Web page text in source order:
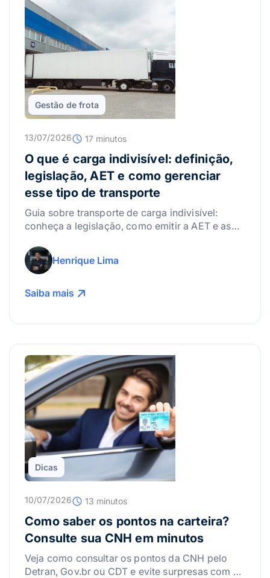
Gestão de frota
13/07/2026 17 minutos
O que é carga indivisível: definição,
legislação, AET e como gerenciar
esse tipo de transporte
Guia sobre transporte de carga indivisível:
conheça a legislação, como emitir a AET e as
Henrique Lima
Saiba mais
Dicas
10/07/2026 13 minutos
Como saber os pontos na carteira?
Consulte sua CNH em minutos
Veja como consultar os pontos da CNH pelo
Detran, Gov.br ou CDT e evite surpresas com a